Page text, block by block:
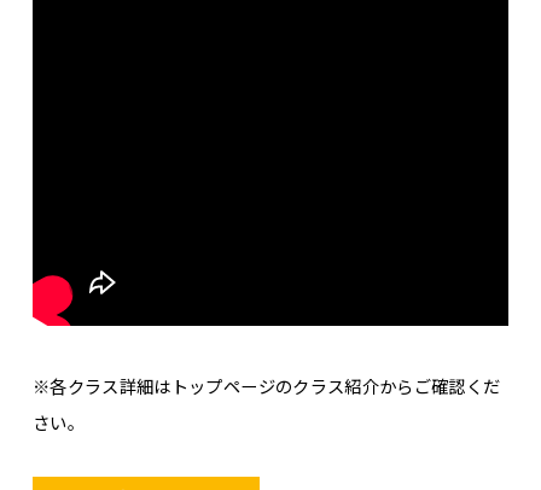
※各クラス詳細はトップページのクラス紹介からご確認くだ
さい。